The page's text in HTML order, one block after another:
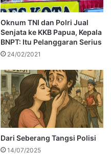
Oknum TNI dan Polri Jual
Senjata ke KKB Papua, Kepala
BNPT: Itu Pelanggaran Serius
24/02/2021
Dari Seberang Tangsi Polisi
14/07/2025